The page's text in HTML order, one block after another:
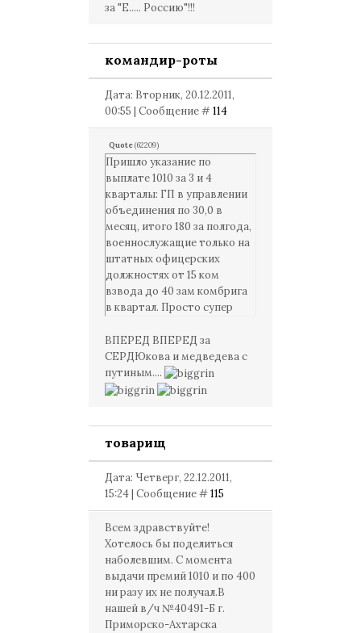
за "Е..... Россию"!!!
командир-роты
Дата: Вторник, 20.12.2011,
00:55 | Сообщение #114
Quote(62209)
Пришло указание по
выплате 1010 за 3 и 4
кварталы: ГП в управлении
объединения по 30,0 в
месяц, итого 180 за полгода,
военнослужащие только на
штатных офицерских
должностях от 15 ком
взвода до 40 зам комбрига
в квартал. Просто супер
за "Е..... Россию"!!!
ВПЕРЕД ВПЕРЕД за
СЕРДЮкова и медведева с
путиным....
товарищ
Дата: Четверг, 22.12.2011,
15:24 | Сообщение #115
Всем здравствуйте!
Хотелось бы поделиться
наболевшим. С момента
выдачи премий 1010 и по 400
ни разу их не получал.В
нашей в/ч №40491-Б г.
Приморско-Ахтарска